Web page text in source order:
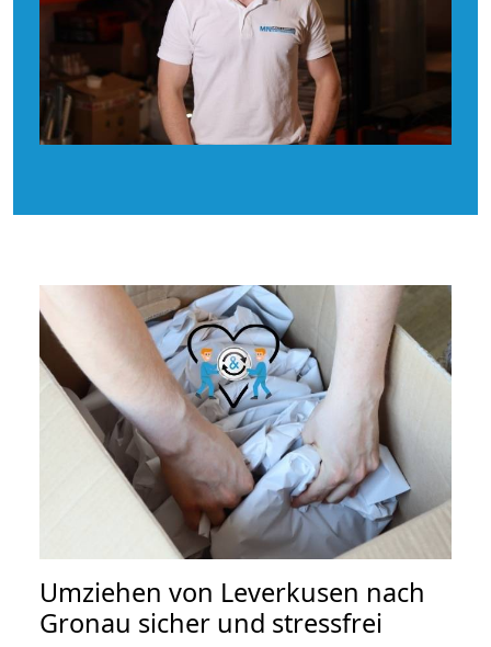
Umziehen von Leverkusen nach
Gronau sicher und stressfrei